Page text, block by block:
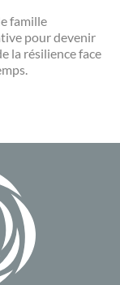
famille
pour devenir
la résilience face